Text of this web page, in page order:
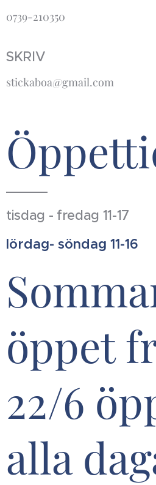
0739-210350
SKRIV
stickaboa@gmail.com
tisdag - fredag 11-17
lördag- söndag 11-16
öppet
22/6
alla